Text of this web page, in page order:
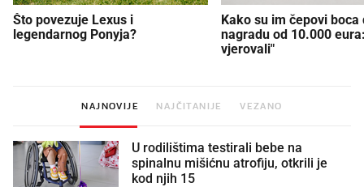
Što povezuje Lexus i
legendarnog Ponyja?
Kako su im čepovi boca
nagradu od 10.000
vjerovali"
NAJNOVIJE NAJČITANIJE VEZANO
U rodilištima testirali bebe na
spinalnu mišićnu atrofiju, otkrili je
kod njih 15